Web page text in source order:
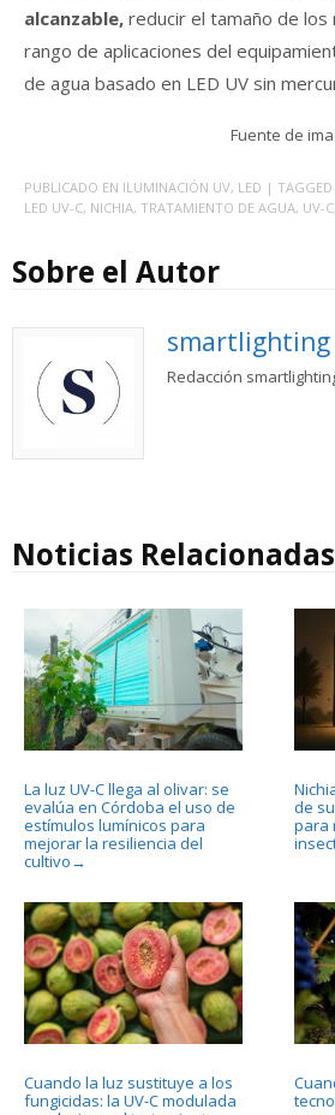
alcanzable, reducir el tamaño de
rango de aplicaciones del
de agua basado en LED UV sin
Fuente de
PUBLICADO EN ILUMINACIÓN UV, LED | TAGGED
LED UV-C, NICHIA, TRATAMIENTO DE AGUA, UV-C
Sobre el Autor
smartlighting
Redacción
Noticias Relacionadas
La luz UV-C llega al olivar: se
evalúa en Córdoba el uso de
estímulos lumínicos para
mejorar la resiliencia del
cultivo →
de
para
Cuando la luz sustituye a los
fungicidas: la UV-C modulada